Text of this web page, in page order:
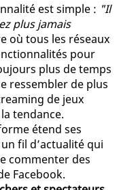
est simple : "Il
plus jamais
où tous les réseaux
pour
plus de temps
ressembler de plus
de jeux
tendance.
étend ses
fil d’actualité qui
commenter des
Facebook.